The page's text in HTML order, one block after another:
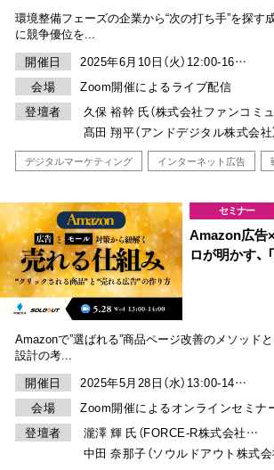
環境整備フェーズの企業から“次の打ち手”を探す
に競争優位を...
開催日
2025年6月10日（火）12:00-16…
会場
Zoom開催によるライブ配信
登壇者
久保 裕幹 氏（株式会社ファンコミ
髙田 翔平（アンドデジタル株式会
デジタルマーケティング インターネット広告
セミナー
Amazon広告
ロが明かす、
Amazonで”選ばれる”商品ページ改善のメソッド
設計の考...
開催日
2025年5月28日（水）13:00-14…
会場
Zoom開催によるオンラインセミナ
登壇者
瀧澤 輝 氏（FORCE-R株式会社…
中田 奈那子（ソウルドアウト株式